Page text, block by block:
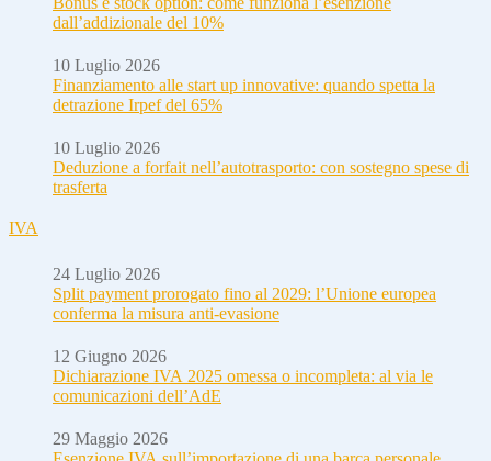
dall’addizionale del 10%
10 Luglio 2026
Finanziamento alle start up innovative: quando spetta la
detrazione Irpef del 65%
10 Luglio 2026
Deduzione a forfait nell’autotrasporto: con sostegno spese di
trasferta
IVA
24 Luglio 2026
Split payment prorogato fino al 2029: l’Unione europea
conferma la misura anti-evasione
12 Giugno 2026
Dichiarazione IVA 2025 omessa o incompleta: al via le
comunicazioni dell’AdE
29 Maggio 2026